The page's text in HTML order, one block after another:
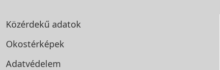
Közérdekű adatok
Okostérképek
Adatvédelem